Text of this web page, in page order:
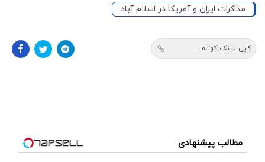
مذاکرات ایران و آمریکا در اسلام آباد
کپی لینک کوتاه
مطالب پیشنهادی